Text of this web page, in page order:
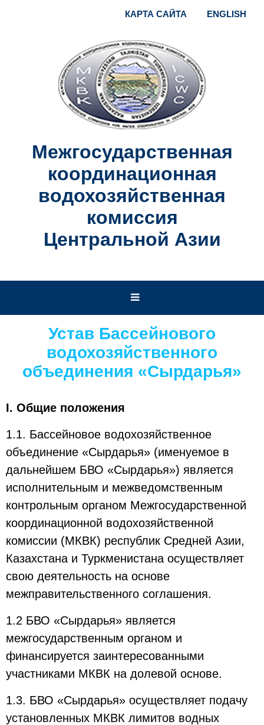
КАРТА САЙТА ENGLISH
Межгосударственная
координационная
водохозяйственная
комиссия
Центральной Азии
Устав Бассейнового
водохозяйственного
объединения «Сырдарья»
I. Общие положения
1.1. Бассейновое водохозяйственное
объединение «Сырдарья» (именуемое в
дальнейшем БВО «Сырдарья») является
исполнительным и межведомственным
контрольным органом Межгосударственной
координационной водохозяйственной
комиссии (МКВК) республик Средней Азии,
Казахстана и Туркменистана осуществляет
свою деятельность на основе
межправительственного соглашения.
1.2 БВО «Сырдарья» является
межгосударственным органом и
финансируется заинтересованными
участниками МКВК на долевой основе.
1.3. БВО «Сырдарья» осуществляет подачу
установленных МКВК лимитов водных